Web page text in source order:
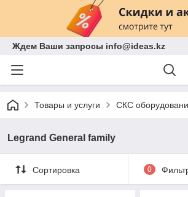
Ждем Ваши запросы info@ideas.kz
Товары и услуги СКС
Legrand General family
Сортировка 0